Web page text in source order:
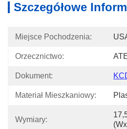
Szczegółowe
Miejsce Pochodzenia:
Orzecznictwo:
Dokument:
Materiał Mieszkaniowy:
Wymiary: